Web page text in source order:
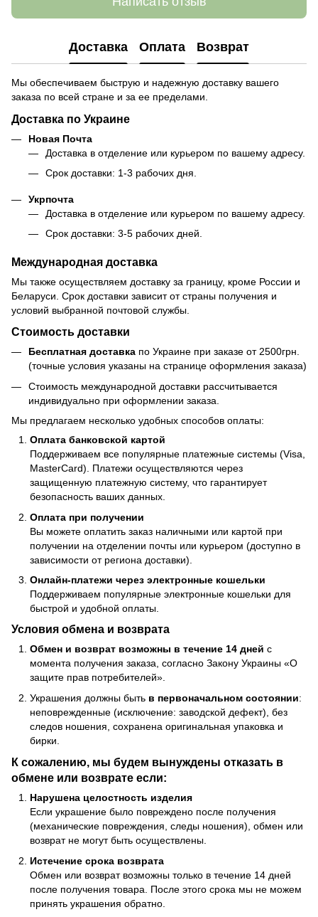
Доставка Оплата Возврат
Мы обеспечиваем быструю и надежную доставку вашего
заказа по всей стране и за ее пределами.
Доставка по Украине
Новая Почта
Доставка в отделение или курьером по вашему адресу.
Срок доставки: 1-3 рабочих дня.
Укрпочта
Доставка в отделение или курьером по вашему адресу.
Срок доставки: 3-5 рабочих дней.
Международная доставка
Мы также осуществляем доставку за границу, кроме России и
Беларуси. Срок доставки зависит от страны получения и
условий выбранной почтовой службы.
Стоимость доставки
Бесплатная доставка по Украине при заказе от 2500грн.
(точные условия указаны на странице оформления заказа)
Стоимость международной доставки рассчитывается
индивидуально при оформлении заказа.
Мы предлагаем несколько удобных способов оплаты:
Оплата банковской картой
Поддерживаем все популярные платежные системы (Visa,
MasterCard). Платежи осуществляются через
защищенную платежную систему, что гарантирует
безопасность ваших данных.
Оплата при получении
Вы можете оплатить заказ наличными или картой при
получении на отделении почты или курьером (доступно в
зависимости от региона доставки).
Онлайн-платежи через электронные кошельки
Поддерживаем популярные электронные кошельки для
быстрой и удобной оплаты.
Условия обмена и возврата
Обмен и возврат возможны в течение 14 дней с
момента получения заказа, согласно Закону Украины «О
защите прав потребителей».
Украшения должны быть в первоначальном состоянии:
неповрежденные (исключение: заводской дефект), без
следов ношения, сохранена оригинальная упаковка и
бирки.
К сожалению, мы будем вынуждены отказать в
обмене или возврате если:
Нарушена целостность изделия
Если украшение было повреждено после получения
(механические повреждения, следы ношения), обмен или
возврат не могут быть осуществлены.
Истечение срока возврата
Обмен или возврат возможны только в течение 14 дней
после получения товара. После этого срока мы не можем
принять украшения обратно.